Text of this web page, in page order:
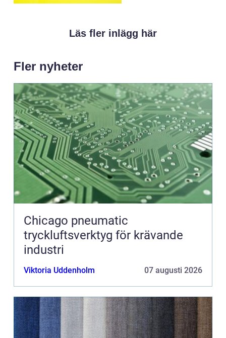
Läs fler inlägg här
Fler nyheter
Chicago pneumatic
tryckluftsverktyg för krävande
industri
Viktoria Uddenholm 07 augusti 2026